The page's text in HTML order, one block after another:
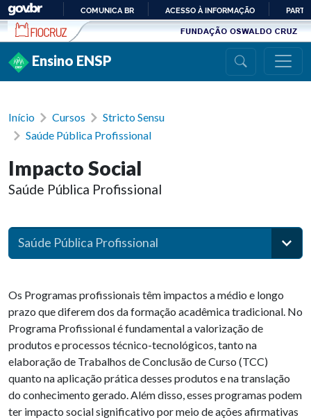
Ir para conteúdo
PARA
COMUNICA BR ACESSO À INFORMAÇÃO
Ensino ENSP
Início Cursos
Stricto Sensu
Saúde Pública Profissional
Impacto Social
Saúde Pública Profissional
Saúde Pública Profissional
Os Programas profissionais têm impactos a médio e longo
prazo que diferem dos da formação acadêmica tradicional. No
Programa Profissional é fundamental a valorização de
produtos e processos técnico-tecnológicos, tanto na
elaboração de Trabalhos de Conclusão de Curso (TCC)
quanto na aplicação prática desses produtos e na translação
do conhecimento gerado. Além disso, esses programas podem
ter impacto social significativo por meio de ações afirmativas